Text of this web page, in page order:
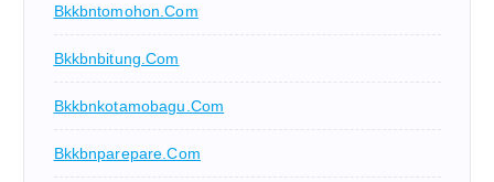
Bkkbntomohon.com
Bkkbnbitung.com
Bkkbnkotamobagu.com
Bkkbnparepare.com